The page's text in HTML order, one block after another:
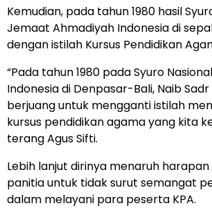
Kemudian, pada tahun 1980 hasil
Jemaat Ahmadiyah Indonesia di
dengan istilah Kursus Pendidikan
“Pada tahun 1980 pada Syuro
Indonesia di Denpasar-Bali, Naib
berjuang untuk mengganti istilah
kursus pendidikan agama yang kita
terang Agus Sifti.
Lebih lanjut dirinya menaruh
panitia untuk tidak surut semangat
dalam melayani para peserta KPA.